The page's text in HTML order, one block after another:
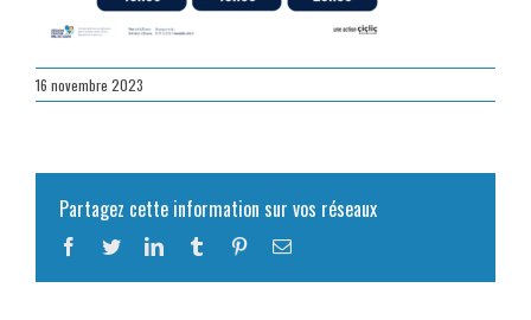
16 novembre 2023
Partagez cette information sur vos réseaux
Facebook
TwitterLinkedInTumblr PinterestEmail